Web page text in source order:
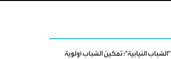
"الشباب النيابية": تمكين الشباب أولوية